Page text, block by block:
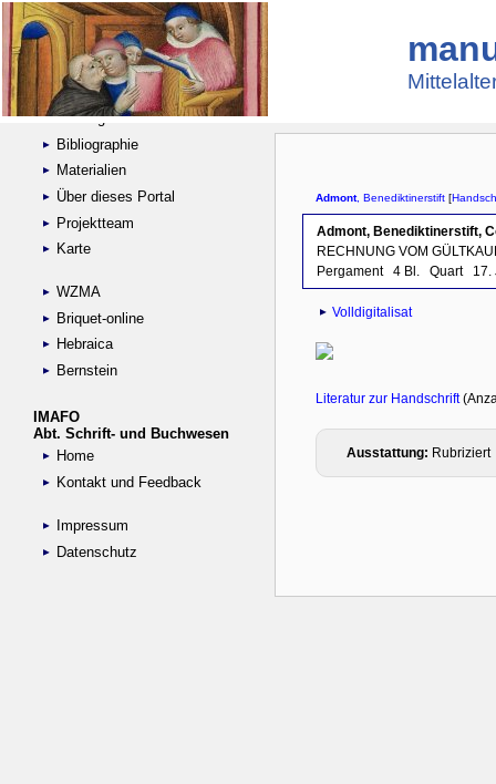
Suche
Handschriftensammlungen
Digitalisierte Handschriften
Kataloge
Bibliographie
Materialien
Über dieses Portal
Projektteam
Karte
WZMA
Briquet-online
Hebraica
Bernstein
IMAFO
Abt. Schrift- und Buchwesen
Home
Kontakt und Feedback
Impressum
Datenschutz